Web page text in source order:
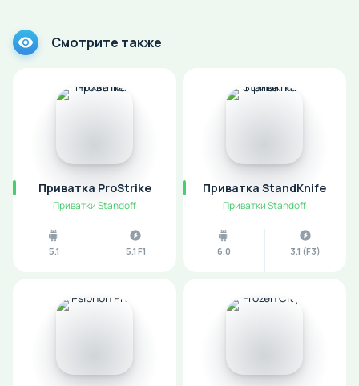
Смотрите также
Приватка ProStrike
Приватки Standoff
5.1 5.1 F1
Приватка StandKnife
Приватки Standoff
6.0 3.1 (F3)